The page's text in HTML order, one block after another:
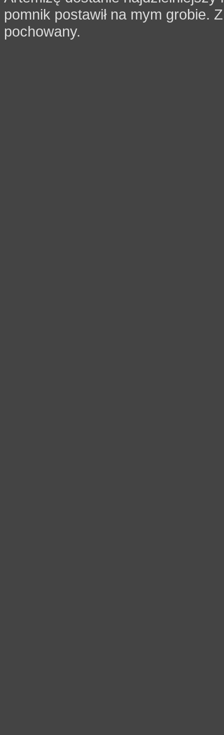
pomnik postawił na mym grobie.
pochowany.